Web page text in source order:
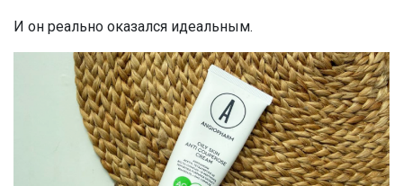
И он реально оказался идеальным.